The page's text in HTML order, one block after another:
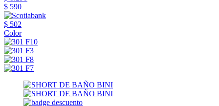
$ 590
$ 502
Color